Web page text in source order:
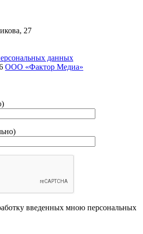
27
данных
ООО «Фактор Медиа»
введенных мною персональных